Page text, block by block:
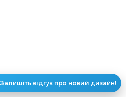
Залишіть відгук про новий дизайн!